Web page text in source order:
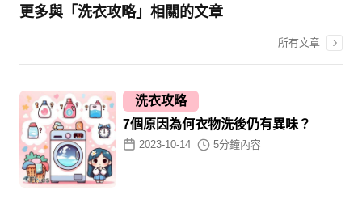
更多與「洗衣攻略」相關的文章
所有文章
洗衣攻略
7個原因為何衣物洗後仍有異味？
2023-10-14 5分鐘內容